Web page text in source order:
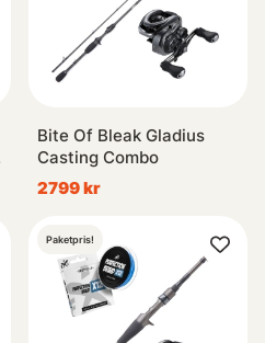
Bite Of Bleak Gladius
Casting Combo
2799 kr
Paketpris!